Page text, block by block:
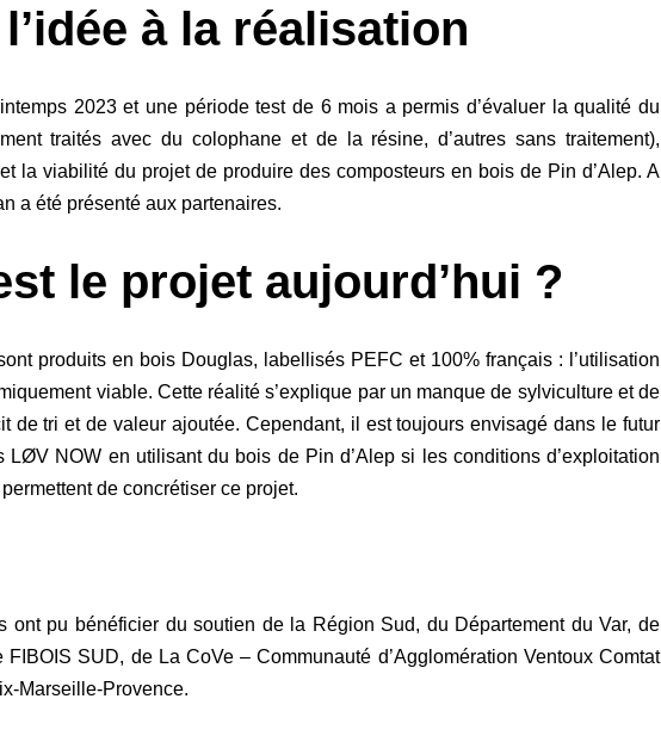
à la réalisation
2023 et une période test de 6 mois a permis d’évaluer la qualité du
traités avec du colophane et de la résine, d’autres sans traitement),
la viabilité du projet de produire des composteurs en bois de Pin d’Alep. A
a été présenté aux partenaires.
le projet aujourd’hui ?
produits en bois Douglas, labellisés PEFC et 100% français : l’utilisation
viable. Cette réalité s’explique par un manque de sylviculture et de
de tri et de valeur ajoutée. Cependant, il est toujours envisagé dans le futur
LØV NOW en utilisant du bois de Pin d’Alep si les conditions d’exploitation
de concrétiser ce projet.
ont pu bénéficier du soutien de la Région Sud, du Département du Var, de
SUD, de La CoVe – Communauté d’Agglomération Ventoux Comtat
Marseille-Provence.